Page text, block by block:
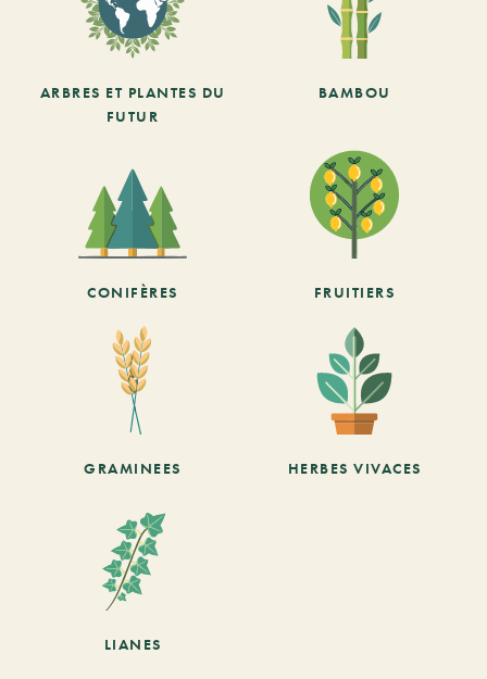
ARBRES ET PLANTES DU
FUTUR
BAMBOU
CONIFÈRES FRUITIERS
GRAMINEES HERBES VIVACES
LIANES